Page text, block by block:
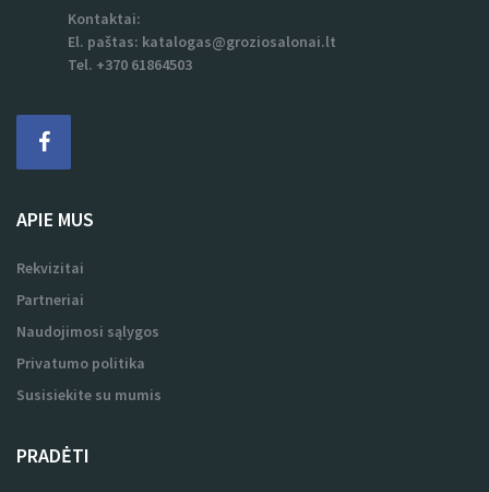
Kontaktai:
El. paštas: katalogas@groziosalonai.lt
Tel. +370 61864503
APIE MUS
Rekvizitai
Partneriai
Naudojimosi sąlygos
Privatumo politika
Susisiekite su mumis
PRADĖTI